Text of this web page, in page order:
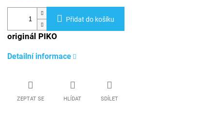
Přidat do košíku
originál PIKO
Detailní informace
ZEPTAT SE HLÍDAT SDÍLET